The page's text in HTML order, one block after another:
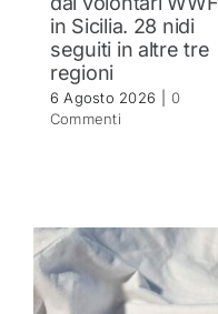
in Sicilia. 28 nidi
seguiti in altre tre
regioni
6 Agosto 2026
0
Commenti